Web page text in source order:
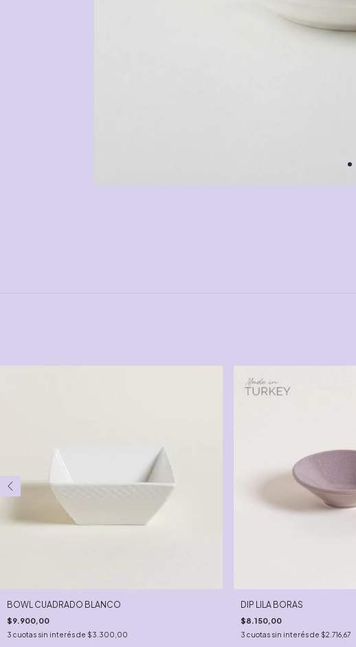
BOWL CUADRADO BLANCO
$9.900,00
3 cuotas sin interés de $3.300,00
DIP LILA BORAS
$8.150,00
3 cuotas sin interés de $2.716,67